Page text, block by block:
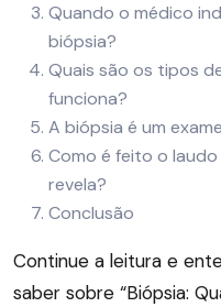
Quando o médico
biópsia?
Quais são os tipos
funciona?
A biópsia é um
Como é feito o
revela?
Conclusão
Continue a leitura e
saber sobre “Biópsia: